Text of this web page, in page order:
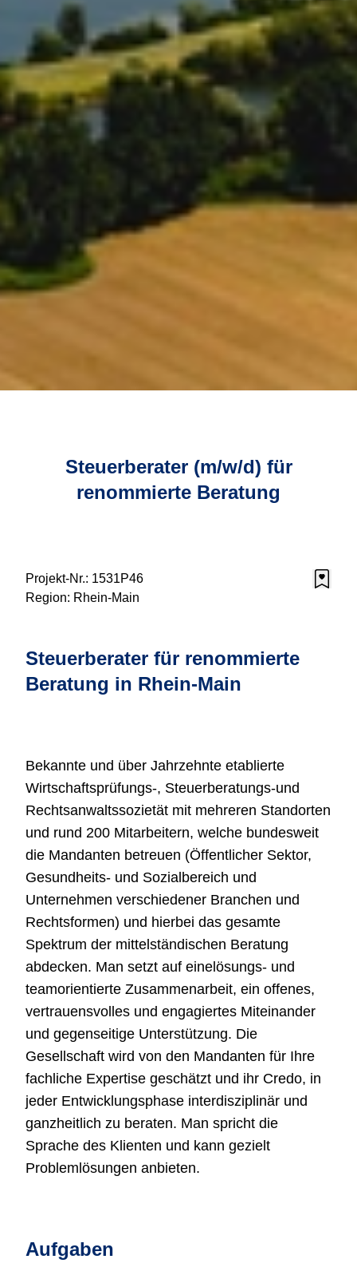
Steuerberater (m/w/d) für
renommierte Beratung
Projekt-Nr.: 1531P46
Region: Rhein-Main
Steuerberater für renommierte
Beratung in Rhein-Main
Bekannte und über Jahrzehnte etablierte
Wirtschaftsprüfungs-, Steuerberatungs-und
Rechtsanwaltssozietät mit mehreren Standorten
und rund 200 Mitarbeitern, welche bundesweit
die Mandanten betreuen (Öffentlicher Sektor,
Gesundheits- und Sozialbereich und
Unternehmen verschiedener Branchen und
Rechtsformen) und hierbei das gesamte
Spektrum der mittelständischen Beratung
abdecken. Man setzt auf einelösungs- und
teamorientierte Zusammenarbeit, ein offenes,
vertrauensvolles und engagiertes Miteinander
und gegenseitige Unterstützung. Die
Gesellschaft wird von den Mandanten für Ihre
fachliche Expertise geschätzt und ihr Credo, in
jeder Entwicklungsphase interdisziplinär und
ganzheitlich zu beraten. Man spricht die
Sprache des Klienten und kann gezielt
Problemlösungen anbieten.
Aufgaben